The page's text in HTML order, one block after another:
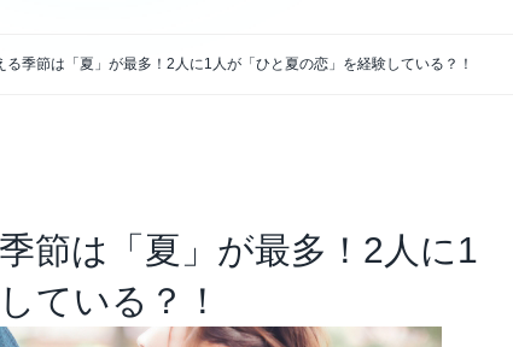
四半期報告書・有価証券報告書
季節は「夏」が最多！2人に1人が「ひと夏の恋」を経験している？！
節は「夏」が最多！2人に1
ている？！